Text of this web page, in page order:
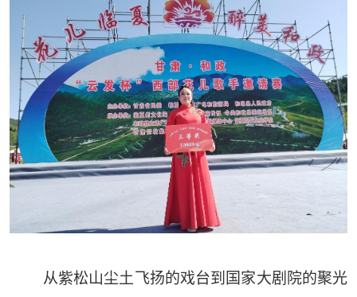
从紫松山尘土飞扬的戏台到国家大剧院的聚光